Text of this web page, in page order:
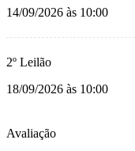
14/09/2026 às 10:00
2º Leilão
18/09/2026 às 10:00
Avaliação